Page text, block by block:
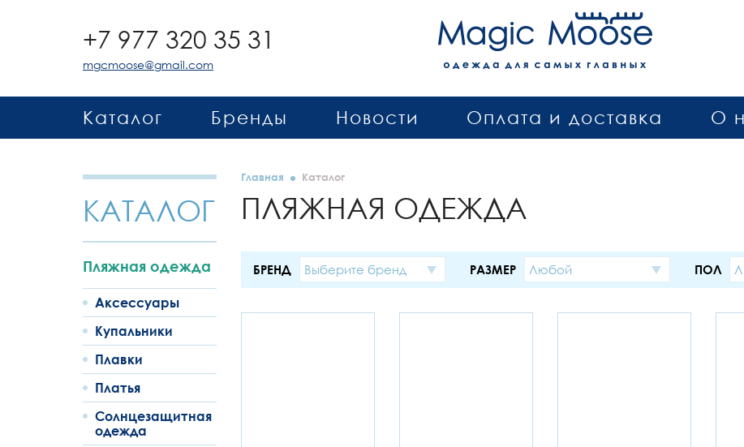
+7 977 320 35 31
mgcmoose@gmail.com
Каталог Бренды Новости Оплата и доставка О
КАТАЛОГ
Пляжная одежда
Аксессуары
Купальники
Плавки
Платья
Солнцезащитная
одежда
Главная Каталог
ПЛЯЖНАЯ ОДЕЖДА
БРЕНД Выберите бренд РАЗМЕР Любой ПОЛ